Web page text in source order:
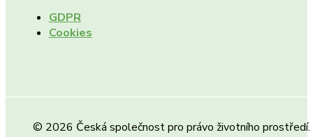
GDPR
Cookies
© 2026 Česká společnost pro právo životního prostředí.